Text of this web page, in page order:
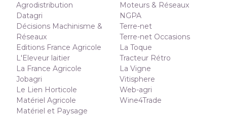
Agrodistribution
Datagri
Décisions Machinisme &
Réseaux
Editions France Agricole
L'Eleveur laitier
La France Agricole
Jobagri
Le Lien Horticole
Matériel Agricole
Matériel et Paysage
Moteurs & Réseaux
NGPA
Terre-net
Terre-net Occasions
La Toque
Tracteur Rétro
La Vigne
Vitisphere
Web-agri
Wine4Trade